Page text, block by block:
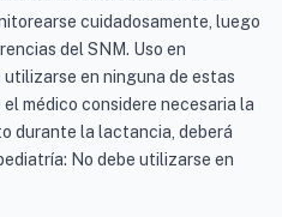
cuidadosamente, luego
del SNM. Uso en
en ninguna de estas
médico considere necesaria la
durante la lactancia, deberá
No debe utilizarse en